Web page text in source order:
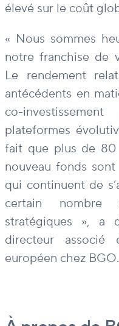
élevé sur le coût
« Nous sommes
notre franchise de
Le rendement
antécédents en
co-
plateformes
fait que plus de 80
nouveau fonds
qui continuent de
certain nombre
stratégiques », a
directeur associé
européen chez BGO.